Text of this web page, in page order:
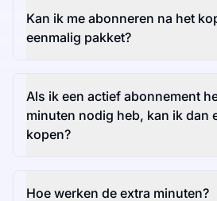
Kan ik me abonneren na het
eenmalig pakket?
Als ik een actief abonnement
minuten nodig heb, kan ik dan
kopen?
Hoe werken de extra minuten?